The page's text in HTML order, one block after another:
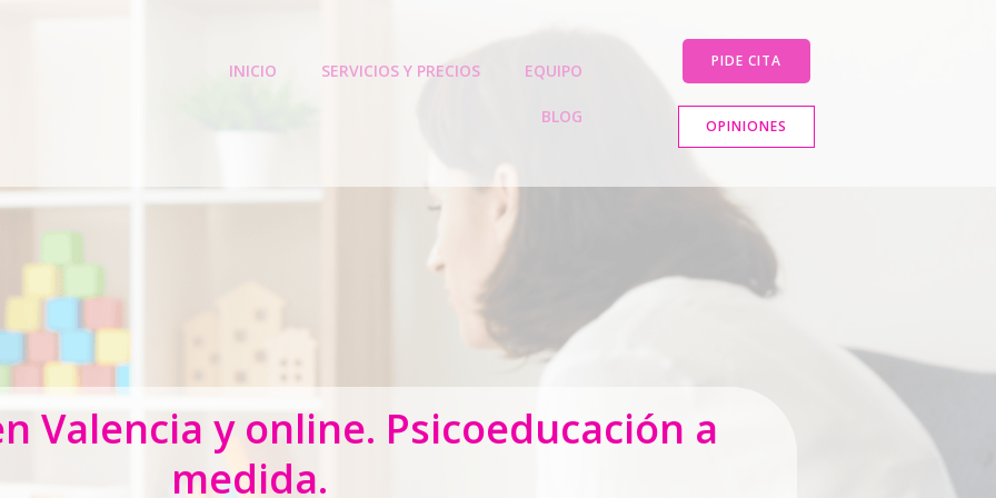
INICIO SERVICIOS Y PRECIOS EQUIPO
BLOG
PIDE CITA
OPINIONES
Valencia y online. Psicoeducación a
medida.